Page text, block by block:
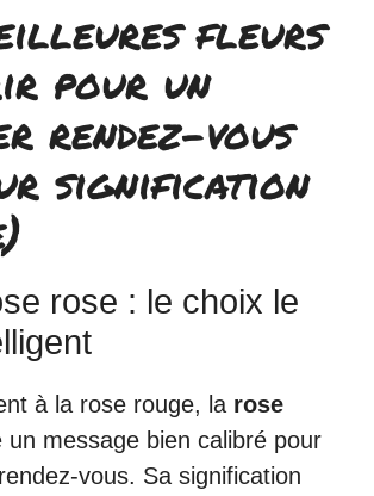
fleurs
pour un
rendez-vous
signification
rose : le choix le
à la rose rouge, la rose
un message bien calibré pour
vous. Sa signification